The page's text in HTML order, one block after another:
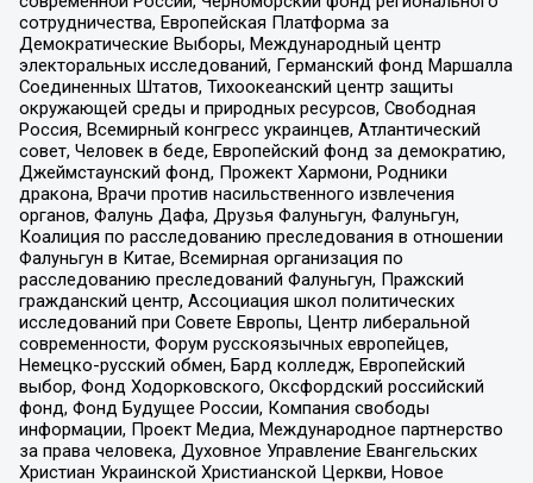
сотрудничества, Европейская Платформа за
Демократические Выборы, Международный центр
электоральных исследований, Германский фонд Маршалла
Соединенных Штатов, Тихоокеанский центр защиты
окружающей среды и природных ресурсов, Свободная
Россия, Всемирный конгресс украинцев, Атлантический
совет, Человек в беде, Европейский фонд за демократию,
Джеймстаунский фонд, Прожект Хармони, Родники
дракона, Врачи против насильственного извлечения
органов, Фалунь Дафа, Друзья Фалуньгун, Фалуньгун,
Коалиция по расследованию преследования в отношении
Фалуньгун в Китае, Всемирная организация по
расследованию преследований Фалуньгун, Пражский
гражданский центр, Ассоциация школ политических
исследований при Совете Европы, Центр либеральной
современности, Форум русскоязычных европейцев,
Немецко-русский обмен, Бард колледж, Европейский
выбор, Фонд Ходорковского, Оксфордский российский
фонд, Фонд Будущее России, Компания свободы
информации, Проект Медиа, Международное партнерство
за права человека, Духовное Управление Евангельских
Христиан Украинской Христианской Церкви, Новое